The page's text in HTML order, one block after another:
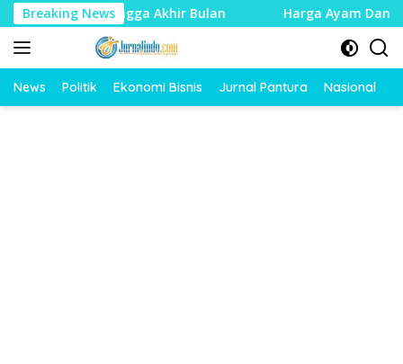
Langsung
ke
konten
Breaking News
hingga Akhir Bulan Harga Ayam Dan Telur
News Politik Ekonomi Bisnis Jurnal Pantura Nasional